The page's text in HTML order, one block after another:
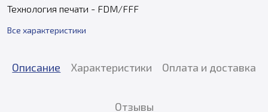
Технология печати - FDM/FFF
Все характеристики
Описание Характеристики Оплата и доставка
Отзывы